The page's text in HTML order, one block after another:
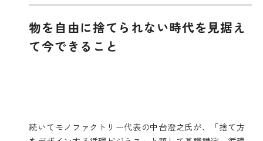
物を自由に捨てられない時代を見据え
て今できること
続いてモノファクトリー代表の中台澄之氏が、「捨て方